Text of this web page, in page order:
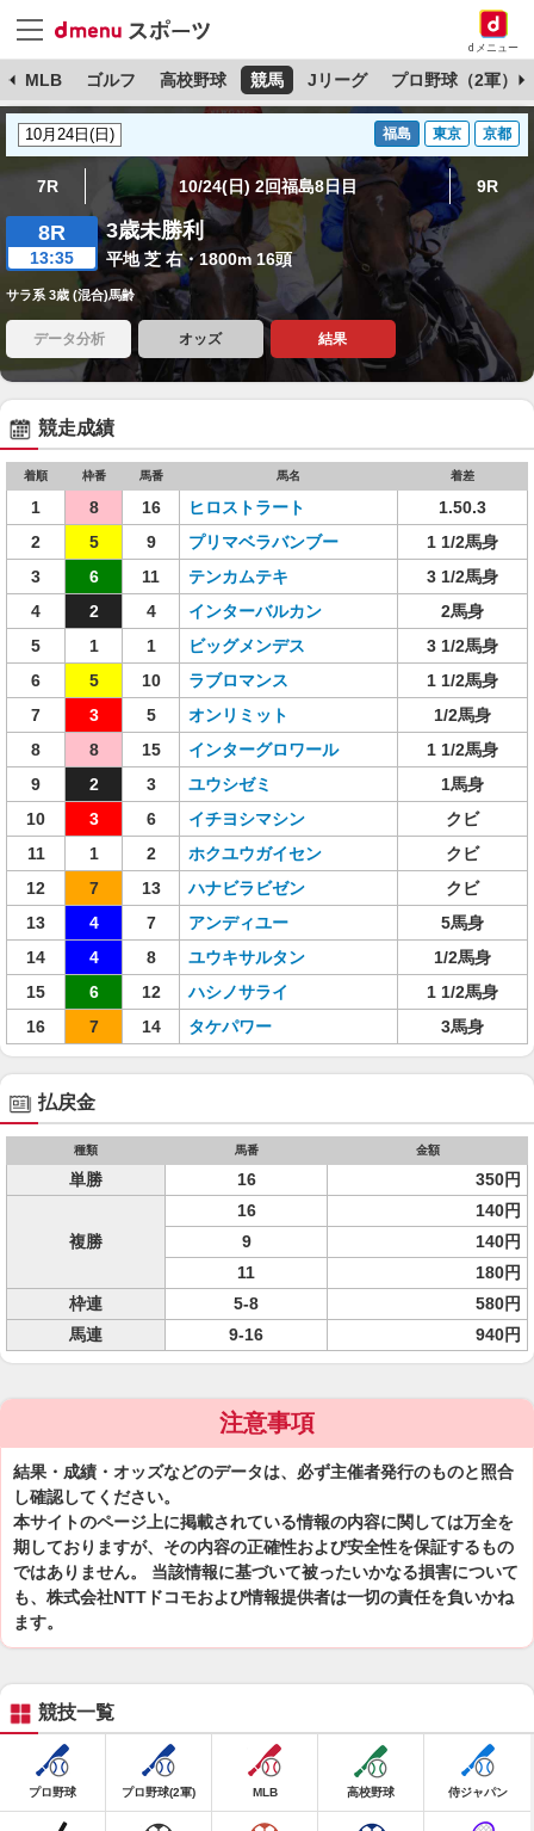
dメニュー
MLB ゴルフ 高校野球 競馬 Jリーグ プロ野球（2軍）
福島 東京 京都
7R 10/24(日) 2回福島8日目 9R
8R
13:35
3歳未勝利
平地 芝 右・1800m 16頭
サラ系 3歳 (混合)馬齢
データ分析 オッズ 結果
競走成績
着順 枠番 馬番 馬名 着差
1 8 16 ヒロストラート
1.50.3
2
5 9 プリマベラバンブー
1 1/2馬身
3
6 11 テンカムテキ
3 1/2馬身
4
2 4 インターバルカン
2馬身
5
1 1 ビッグメンデス
3 1/2馬身
6
5 10 ラブロマンス
1 1/2馬身
7
3 5 オンリミット
1/2馬身
8
8 15 インターグロワール
1 1/2馬身
9
2 3 ユウシゼミ
1馬身
10
3 6 イチヨシマシン
クビ
11
1 2 ホクユウガイセン
クビ
12
7 13 ハナビラビゼン
クビ
13
4 7 アンディユー
5馬身
14
4 8 ユウキサルタン
1/2馬身
15
6 12 ハシノサライ
1 1/2馬身
16
7 14 タケパワー 3馬身
払戻金
種類 馬番 金額
単勝 16 350円
複勝
16
140円
9
140円
11
180円
枠連
5-8
580円
馬連
9-16 940円
注意事項
結果・成績・オッズなどのデータは、必ず主催者発行のものと照合
し確認してください。
本サイトのページ上に掲載されている情報の内容に関しては万全を
期しておりますが、その内容の正確性および安全性を保証するもの
ではありません。 当該情報に基づいて被ったいかなる損害について
も、株式会社NTTドコモおよび情報提供者は一切の責任を負いかね
ます。
競技一覧
プロ野球 プロ野球(2軍) MLB 高校野球 侍ジャパン